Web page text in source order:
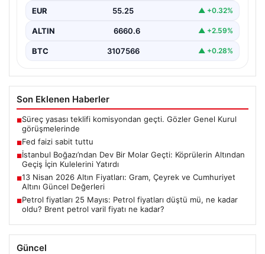
EUR 55.25 ▲ +0.32%
ALTIN 6660.6 ▲ +2.59%
BTC 3107566 ▲ +0.28%
Son Eklenen Haberler
■Süreç yasası teklifi komisyondan geçti. Gözler Genel Kurul
görüşmelerinde
■Fed faizi sabit tuttu
■İstanbul Boğazı’ndan Dev Bir Molar Geçti: Köprülerin Altından
Geçiş İçin Kulelerini Yatırdı
■13 Nisan 2026 Altın Fiyatları: Gram, Çeyrek ve Cumhuriyet
Altını Güncel Değerleri
■Petrol fiyatları 25 Mayıs: Petrol fiyatları düştü mü, ne kadar
oldu? Brent petrol varil fiyatı ne kadar?
Güncel